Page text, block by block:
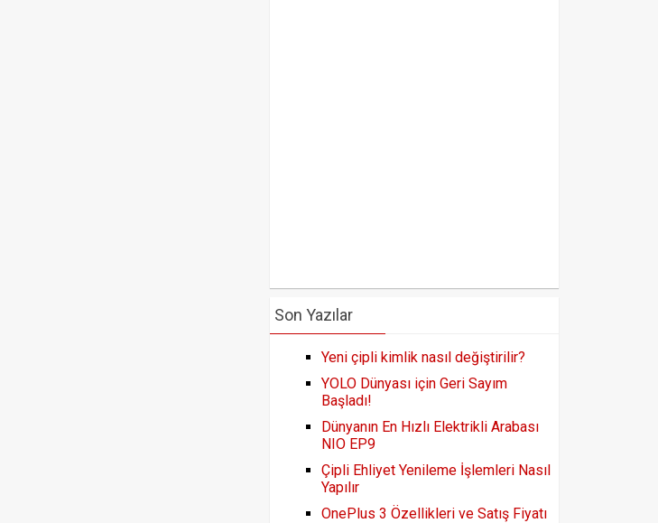
Son Yazılar
Yeni çipli kimlik nasıl değiştirilir?
YOLO Dünyası için Geri Sayım
Başladı!
Dünyanın En Hızlı Elektrikli Arabası
NIO EP9
Çipli Ehliyet Yenileme İşlemleri Nasıl
Yapılır
OnePlus 3 Özellikleri ve Satış Fiyatı